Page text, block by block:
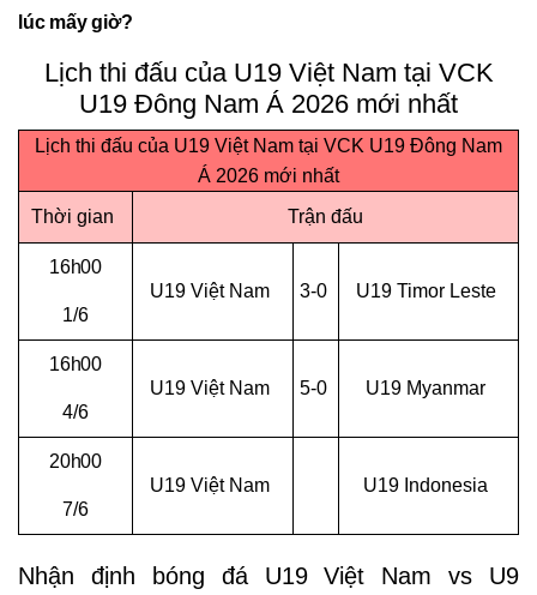
lúc mấy giờ?
Lịch thi đấu của U19 Việt Nam tại VCK
U19 Đông Nam Á 2026 mới nhất
Lịch thi đấu của U19 Việt Nam tại VCK U19 Đông Nam
Á 2026 mới nhất
Thời gian
Trận đấu
16h00
1/6
U19 Việt Nam 3-0 U19 Timor Leste
16h00
4/6
U19 Việt Nam 5-0 U19 Myanmar
20h00
7/6
U19 Việt Nam U19 Indonesia
Nhận định bóng đá U19 Việt Nam vs U9